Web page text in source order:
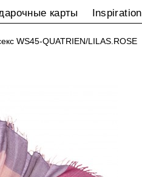
карты Inspiration
WS45-QUATRIEN/LILAS.ROSE